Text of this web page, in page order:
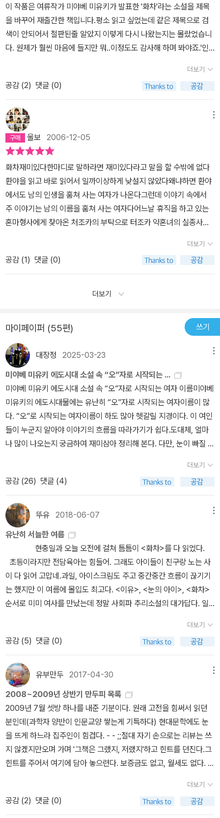
찾았다고 해도 이미 마음은 불수레에 실려 있을 것이라고 예상되긴
하지만 자신이 진 빚도 아닌데 평생 원치 않은 고생을 한 여자의 억울
함도 쉽게 비난할 수가 없다.한 십년전에 '카드대란'이라고 사회 문제
가 된 적이 있었다. 문제의 원인에는 쉬운 신용 카드 발급이니 카드 사
생소했던 플라스틴 자그마한 카드 한 장의 위력을 너무 쉽게 봤던 사
들이 책임감없이 카드 발급을 남발한 것도 더더 나쁘지만. (철저히 개
인적인 생각입니다.)그러는 나도 신용카드 회사에서 통장에 뺄 돈이
없다고 한 번 욕먹은 적 있다. 다행히 '안심..'뭐가 걸려 있어서 바로 입
금하고 사태는 일단락 되었다. 겨우 50만원만 한도를 걸어 놓은 내
첫 신용카드는 역시, 대학생 때 나보다 우리 엄마의 변제 능력을 믿고
은행 창구에서 직접 발급 받은 거였다. 정말 현금이 아니다보니 아무
리 안전한 체크카드라도 손쉽게 쓰게 되는 위력이 있다. 한도가 50만
원이니 망정이지. 나도 정말 큰 일날 뻔 했다. 특히 대학생이다 보니
'설마 그렇게 큰 돈도 아닌데 잡아가기야 하겠어...?'같이 돈의 힘을 아
주 가볍게 생각했었다. (아주 세상을 쉽게 봤던 듯.. 인정도 안 믿는데
그 때는 왜 회사의 정을 믿었던 걸까.)같은 나라라도 집집마다 문화
경우가 상당히 많다. 언제나 화려하고 호인인 내 친구 Y의 집은 주로
다. 명품백에 구두에 최신 전자기기에 항상 최고 좋은 것만을 해야한
다는 Y의 생활을 보고 있자면 월급쟁이인 우리집이 근근히 살고 있는
게 웬지 궁상맞게 느껴질 지경이다. '빚은 철저히 넘의 돈이다!'라는
생각을 하는 우리집이 당연한 분위기인 줄 알았는데 의외로 '빚도 재
산이'라는 생각을 가진 집이 많다고 해서 크게 놀랐다. 부자들은 빚도
잘 굴린다는데 옆에서 본 바로 특별한 능력이 없는 사람들은 그냥 자
기 돈으로 마음 편히 사는 게 낫다고 본다. 확실히 물질적 풍요가 주
는 행복감은 있다. 잡지나 티비에서 봐서 모든 좋은 것을 다 누리고 싶
은 심리도 있다. 아마도 스스로 다들 잘 알거라 생각하지만 '나를 뭘
믿고 돈을 마구 빌려준담...' 이런 생각은 꼭 해야한다. 월급을 받으며
'남의 호주머니에서 돈 빼는' 게 무지 어렵다는 걸 느껴본 나로서 대
출, 사채는 정말 무서운 존재다. 제3금융권에서 대출을 담당하는 친
보다 가볍게 느끼는 게 사람이더라. 심지어 직업 멀쩡한 사람도 생각
보다 많이 그 곳을 이용하기도 한단다. 역설적으로 내 친구는 남들이
손가락질 하는 이 회사를 다니면서 집안 빚을 거의 갚고 생활비까지
척척 대는 '가장' 역할을 하고 있다. H야, 항상 힘내라.이래도 끝내면
좀 찜찜하니, 한 말씀 올린다. 그래도, 그래도... 어떤 상황에서도 인간
의 존엄은 지켜야 아름다운 겁니다!돈도, 나쁘긴 한데... 그걸로 죄 지
으면 사람이 나빠지는거여! * 작년에 도쿄돔 가까이에 있는 호텔에
묶으면서 주변을 돌아다니기도 했다. 화려한 도쿄돔과 호텔의 낭만보
한 할아버지들과 서민들이 갈 법한 근처 라멘집에서 손님 상 앞에 꽂
혀 있는 '개인회생, 개인파산' 찌라시가 더 기억에 남는다. 스스로 죽
거나 남을 죽이기 전에 그래도 법의 도움을 먼저 청하시라. 어찌되었
든 살아 있는 게 더 중요할지니.* 작년 9월에 발행되었던 시사인 주
진우 기자의 칼럼 '일본계 대부업체들'이라는 기사를 보기 바란다. 정
말 오들오들 떨린다. 이제 이자가 27.9%까지 내려갔지만 이들이 우
리나라까지 넘어오기까지한 과정은 실로 무섭다. 예전에는 지들 본토
에선 돈 빌리면 '생명보험'에 들게 했다. 한 마디로 빚은 '목숨으로 갚
으라'는 거였다. 나름 합법이라는 이들... 27.9%... 진정 최선입니
까? http://www.sisainlive.com/news/articleView.html?idxn
o=24242 마지막 책임을 묻는 곳이 자기 회사만 아니면 됩
는 업자는 당하지 않게 되어 있어요. 그 책임은 아래로 아래로 내려가
던불행의 늪에 빠뜨리게 하는 것이다. 미야베 미유키의 <화차>는 이
런 늪에 빠진 사람들의 이야기를 들려준다.약혼녀와 백화점에 결혼물
품을 사러갔던 한 남자는 약혼녀가 카드가 없다는 것을 알게되고,카
드를 만들어주려다가 그녀가 한때 엄청난 빚을 졌던 신용불량자였으
절뚝거리는 한 형사는 이 남자의 의뢰를 받아서 사라진 여자를 조사
가 세키야 쇼코의 이름을 훔쳐 다른 인생을 살고 있었던 것이다. 이러
한 조사과정에서 밝혀지는 개인파산자 세키야 쇼코의 인생과 남의 인
생을 훔쳐살고 있는 여자의 인생-우리는 어느 것을 탓해야하는 것일
까.그녀들이 원했던 것은 그저 행복해지는 것일뿐이다. 우리 모두가
그렇듯이-다만, 그녀들은 약지 못해서 허상의 날개를 그대로 믿고 있
었기에 실수를 저지르고 만것이다.책에 나오듯이, 신용불량자가 되는
사람들의 대부분은 사치에 눈이 돌아버린 사람들이 아니라,멍청할 정
도로 착하고 마음이 약하고 책임감이 강한 사람들이 많다.그렇기 때
문에 엄청난 빚을 지고도 도망치려고 하지 않고, 어떻게든 갚아보려
고 발버둥치는 것이다.미야베 미유키는 늪에 빠진 신용불량자들을 질
책하지도, 동정하지도 않는다.다만, 객관적으로 바라보아 인간으로써
를 저지른 두 여자의 삶.무척 현실적인 이야기에 동감을 하면서도 씁
좋아하지 않아서 기대하지 않았지만,<화차>는 두번이나 출간되었는
데도, 모두 품절이어서 무척 궁금해하고 있던 소설인데,역시 내 선택
과 기다림이 헛되이지 않았다는 것을 보여주는 책이었다.흥분하지 않
고 조분조분 연쇄적인 과정을 풀이해나가는 데 있어서는 미야베 미유
키만한 일본작가가 없다.부동산사기를 다룬 <이유>는 사실 개인적으
로는 그다지 재밌게 읽지 않았지만,이 소설에서는 엄지손가락을 들어
주고 싶다. 당신은 행복해지고 싶은가. 당신은 혹시 허상의 행복을 바
라보고 실수한 적은 있지 않은가.그렇다면 이 책을 꼭 읽어보시길.세
상에는 노력없이 얻어지는 공짜도, 행복도 없다는 것을 씁쓸하게나
마 알수 있을 것이다.
서 운명이 좌지우지되는 것은 어느 나라에서도 흔한 현상이지만 대부
분은 상황에 굴복하여, 혹은 빚을 진 것은 자신의 책임이라 여기고 노
예상태까지 수용하게 된다. 원금을 상회하는 이자를 받아내는 부조리
한 구조에 대해서 항의할 수 있는 경우는 별로 없다. 그런 의미에서 범
코는 대단한 여자라고 할 수 있을 것이다. 물에 빠진 사람이 다른 사람
을 부여잡고라도 탈출하고자 하는 것을 누가 비난할 수 있을 것인가.
전에는 미야베 미유키가 여성 캐릭터는 잘 다루지 못한다고 느꼈었
다. 대부분의 책에서 캐릭터가 살아 숨쉬는 경우는 대부분 남자였고
(특히 매력적인 소년을 창조하는 솜씨는 발군이다), 여자는 전형적인
캐릭터에서 벗어나는 경우가 드물었기 때문이다. 이 책에서도 두 여
자는 직접적으로 나오는 것이 아니라 추적하는 사람들에 의해 복원되
는 형식을 취하고 있다. 하지만 '화차'에서만은 현대사회의 금융부채
에 ?기는 두 여자의 불안하게 두근거리는 심장소리를 들을 수 있었
다. 두근거리는 심장을 누르고 괜찮은 척하는 것을 볼 때는 거의 눈물
이 날 뻔했다. 그것도 희생자를 위해서가 아니라 가해자를 위해서. '연
민을 일으키는 범죄자'는 이제 지겨울 정도지만 나도 그녀의 이야기
이 작품은 여류작가 미야베 미유키가 발표한 '화차'라는 소설을 제목
을 바꾸어 재출간한 책입니다.평소 읽고 싶었는데 같은 제목으로 검
색이 안되어서 절판된줄 알았지 이렇게 다시 나왔는지는 몰랐었습니
다. 원제가 훨씬 마음에 들지만 뭐..이정도도 감사해 하며 봐야죠.'인
니다. 자신의 조카와 약혼을 했다가 개인파산을 신청했던 과거가 밝
혀지자 아무말도 없이 사라진 여성을 찾아나서는 부상으로 휴직중인
형사 이야기인데요, 내용 자체는 일본 정통의 사회파 추리소설의 형
식을 잘 따르고 있고 수사의 방법도 수긍할만합니다. 하지만 이 책의
진정한 가치는 그러한 수사의 방법이나 트릭이 아닌 현대 신용사회의
무서운 면을 스토리로 끌어들여 독자를 빨아들이는 매력이라고 할 수
있죠. 자세한 내용은 스포일러가 될 것 같아 생략하겠습니다만, 누구
나 카드를 한두장은 가지고 있고 여러가지 회원가입과 앙케이트로 자
신의 정보가 누출되고 있는 현대사회에 더 와 닿는 스토리가 아닐까
싶습니다.또한 여성작가답게 심리묘사가 탁월하며 대사가 굉장히 와
닿습니다. 대사가 예술이네요.... 한마디로 이런저런 상을 모두 탈만
한, 걸작이라 할 수 있는 좋은 소설입니다. 추리소설 매니아가 아니더
라도 한번쯤 권하고 싶습니다.1분중 0분께서 이 리뷰를 추천하셨습니
다.
더보기
공감 (2) 댓글 (0)
울보 2006-12-05
화차재미있다한마디로 말하라면 재미있다라고 말을 할 수밖에 없다
환야을 읽고 바로 읽어서 일까이상하게 낮설지 않았다왜냐하면 환야
에서도 남의 인생을 훔쳐 사는 여자가 나온다그런데 이야기 속에서
주 이야기는 남의 이름을 훔쳐 사는 여자다어느날 휴직을 하고 있는
혼마형사에게 찾아온 처조카의 부탁으로 터조카 약혼녀의 실종사건
아니고 두여자가 눈에 보인다세키네 쇼코.분명히 찾는 여자는 세키네
쇼코인데세키네 쇼코가 둘이다어떻게 된것일까이야기는 이렇게 작은
실종사건을 시작으로 시작된다그리고 우리 시대의 문제점이 보이게
된다그 근본 문제 카드,,카드는 사용하기에는 정말 좋다나도 카드를
지 않아도 되는것이니까하지만 이것을 너무 오바하다 보면 걷잡을 수
없다는 문제점아마 우리나라 20대도 많을것이다특별하게 직업도 없
으면서 벌이도 없으면서 무작정 카드를 쓰는 사람들부모에게 도움을
청하는 사람들너무나 카드가 많고 남발되기 때문은 아닐까그리고 자
신의 지금 경제적인것보다 너무 좋은것을 탐해서는 아닐까아마 그것
은 이시대가 그렇게 변해가고 있어서는 아닐까라는생각을 많이 하게
된다이책을 읽으면서 참 많은 생각을 하게 된다정말 우리네 뉴스속에
서 나올만한 이야기다하지만 현실속에서도 존재하는 이야기다우리젊
은이들이 카드가 얼마나 무서운것인지를 알았으면 한다내인생을 버
리고 타인의 인생을 빌어서 살고 싶은여자정말 그 여자는 그렇게 살
그 끝은 언제나 항상 있는법조금만 더 현명했다면 얼마나 좋았을까,,
더보기
공감 (1) 댓글 (0)
더보기
마이페이퍼 (55편) 쓰기
대장정 2025-03-23
미야베 미유키 에도시대 소설 속 “오”자로 시작되는 ...
미야베 미유키 에도시대 소설 속 “오”자로 시작되는 여자 이름미야베
미유키의 에도시대물에는 유난히 “오”자로 시작되는 여자이름이 많
다. “오”로 시작되는 여자이름이 하도 많아 헷갈릴 지경이다. 이 여인
들이 누군지 알아야 이야기의 흐름을 따라가기가 쉽다.도대체, 얼마
나 많이 나오는지 궁금하여 재미삼아 정리해 본다. 다만, 눈이 빠질 것
8명3. 청과부동명왕 17명시간될 때 나머지도 정리할 것이다.미야베
미유키의 책을 다 모아봤다. 많다.24권 읽었네.1.청과부동명왕: 17명
- 오만, 오나쓰, 오세이, 오치카, 오카쓰, 오타미, 오시마, 오무라, 오토
미, 오사요, 오미치, 오빈, 오쓰기, 오쿠니, 오미야, 오스가, 오시즈2.
메롱: 16명 - 오사키, 오린, 오유미, 오쓰타, 오리쓰, 오엔, 오우메, 오
미쓰, 오하쓰, 오슈, 오리쿠, 오시즈, 오마쓰, 오타카, 오유, 오킨3.면
영귀(미야베 미유키 특별 단편): 3명 - 오타미, 오카쓰 , 오아키, (오자
로 시작하지 않는 여자: 미쓰하)4.흔들리는 바위: 14명 - 오유, 오쿠
마, 오하쓰, 오마쓰, 오미요, 오요시, 오나쓰, 오치카, 오콘, 오센, 오토
메, 오이시, 오보시, 오카루, (오카와, 오나기가와: 강이름, 오카노 소
타로: 도신 남자, 가오요: 중간에, 오노 주메이: 남자, 오카노: 남자, 오
오쓰타, 오후지, 오토쿠, 오쿠메, 오로쿠, 오미치, 오유키, 오미네, 오
여류시인), 오토요, (오오지마: 다리, 지명, 오나기: 운하)6.하루살이
(하): 13명 - 오케이, 오로쿠, 오토요, 오후지, 오미치, 오유키, 오토쿠,
오산, 오몬, 오미네, 오콘, 오하쓰, 오하루, (아오이)7.얼간이: 18명 -
오토쿠, 오쓰유, 오시마, 오리쓰, 오토모, 오엔, 오코, 오슌, 오미요, 오
쿠메, 오슈, 오린, 오후지, 오노노 고마치(9세기 여류시인), 오미쓰,
오몽, 오케이, 오렌, {아오이: 오가 중간에, 오카자키(헷갈리지 말자,
이거는 유곽이름이다.), 오지, 오시마: 이거 둘은 지명이름이다.}
더보기
공감 (26) 댓글 (4)
뚜유 2018-06-07
유난히 서늘한 여름
현충일과 오늘 오전에 걸쳐 틈틈이 <화차>를 다 읽었다.
초등이라지만 전담육아는 힘들어. 그래도 아이들이 친구랑 노는 사
이 다 읽어 고맙네.과일, 아이스크림도 주고 중간중간 흐름이 끊기기
는 했지만 이 여름에 몰입도 최고다. <이유>, <눈의 아이>, <화차>
순서로 미미 여사를 만났는데 정말 사회파 추리소설의 대가답다. 일
새도 사회면에 심심치 않게 일가족 자살이라든가 빚에 몰린 사람들의
범죄라든가 하는 소식이 나온다. 짧게 몇 줄 보도되고 말지만 그런 빚
을 진 가정이 생기면 도미노같이 주변이 모두 같이 쓰러지는 걸 보았
다. 갚지 않는 사람들이 문제일까?갚을 능력이 안 되는 사람들이 쉽
게 빚을 낼 수 있게 만드는 구조가 문제일까? 질낮은 일자리, 장시간
의 노동으로 인한 고통으로 인해 너무나 손쉽게 소비를 택한다는 것,
아니 과소비가 아니더라도 대도시에서 자신이 머무를 공간을 마련하
는 데 너무나 돈이 많이 든다는 게 우리 사회의 큰 문제 중 하나이다.
소설을 다 보고 오후에 Btv로 김민희의 <화차>를 보았다. 김민희
의 연기도 좋았고 교코 이미지와 맞는 부분도 있지만, 뭔가 더 서늘하
고 신비한 여인, 약간 더 지적 이미지가 있는 배우가 했어도 좋았을듯
하다. 유선이나 선우선이 일단 떠오른다. 김민희는 뭔가 너무 쉬운 선
택 같아 그 점이 아쉽다. 이선균하고 친척 형사님 죄송하지만 원작 느
더보기
공감 (5) 댓글 (0)
유부만두 2017-04-30
2008~2009년 상반기 만두피 목록
2009년 7월 셋방 하나를 내준 기분이다. 원래 고전을 힘써서 읽던
분인데(과학자 양반이 인문교양 쌓는게 기특하다) 현대문학에도 눈
을 뜨게 하느라 집주인이 힘겹다. - - ;;절대 자기 손으로는 리뷰는 쓰
지 않겠지만오며 가며 '그책은 그랬지, 저랬지'하고 힌트를 던진다.그
힌트를 주어서 여기에 담아 놓으련다. 보증금도 없고, 월세도 없다. 그
더보기
공감 (2) 댓글 (0)